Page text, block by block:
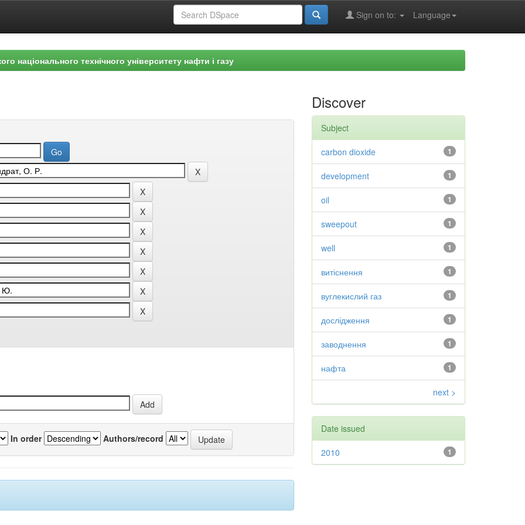
Language
Sign on to:
національного технічного університету нафти і газу
In order Authors/record
Discover
Subject
1
carbon dioxide
1
development
1
oil
1
sweepout
1
well
1
витіснення
1
вуглекислий газ
1
дослідження
1
заводнення
1
нафта
next >
Date issued
1
2010